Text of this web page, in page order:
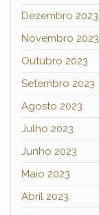
Dezembro 2023
Novembro 2023
Outubro 2023
Setembro 2023
Agosto 2023
Julho 2023
Junho 2023
Maio 2023
Abril 2023